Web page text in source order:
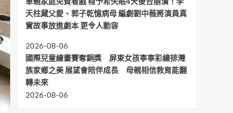
天柱藏父愛、郭子乾憶病母 編劇劉中薇將演員真
實故事放進劇本 更令人動容
2026-08-06
國際兒童繪畫賽奪銅獎 屏東女孩寧寧彩繪排灣
族家鄉之美 展望會陪伴成長 母親相信教育能翻
轉未來
2026-08-06